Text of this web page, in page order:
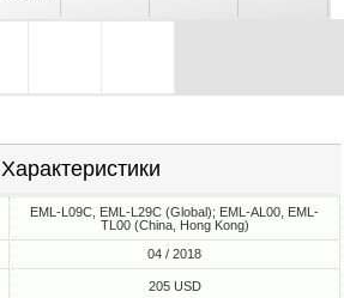
Характеристики
EML-L09C, EML-L29C (Global); EML-AL00, EML-
TL00 (China, Hong Kong)
04 / 2018
205 USD